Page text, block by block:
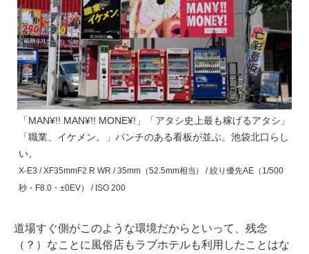
「MAN¥!! MAN¥!! MONE¥!」「アタシ史上最も稼げるアタシ」
「職業、イケメン。」パンチのある看板が並ぶ。池袋北口らし
い。
X-E3 / XF35mmF2 R WR / 35mm（52.5mm相当） / 絞り優先AE（1/500
秒・F8.0・±0EV） / ISO 200
道場すぐ側がこのような環境だからといって、残念
（？）なことに風俗店もラブホテルも利用したことはな